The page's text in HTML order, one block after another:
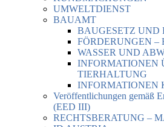
UMWELTDIENST
BAUAMT
BAUGESETZ UND
FÖRDERUNGEN –
WASSER UND
INFORMATIONEN
TIERHALTUNG
INFORMATIONEN
Veröffentlichungen gemäß
(EED III)
RECHTSBERATUNG –